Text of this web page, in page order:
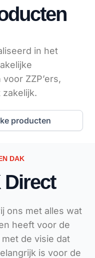
in het
ZZP’ers,
zakelijk.
producten
DAK​
Direct
ons met alles wat
heeft voor de
de visie dat
is voor de